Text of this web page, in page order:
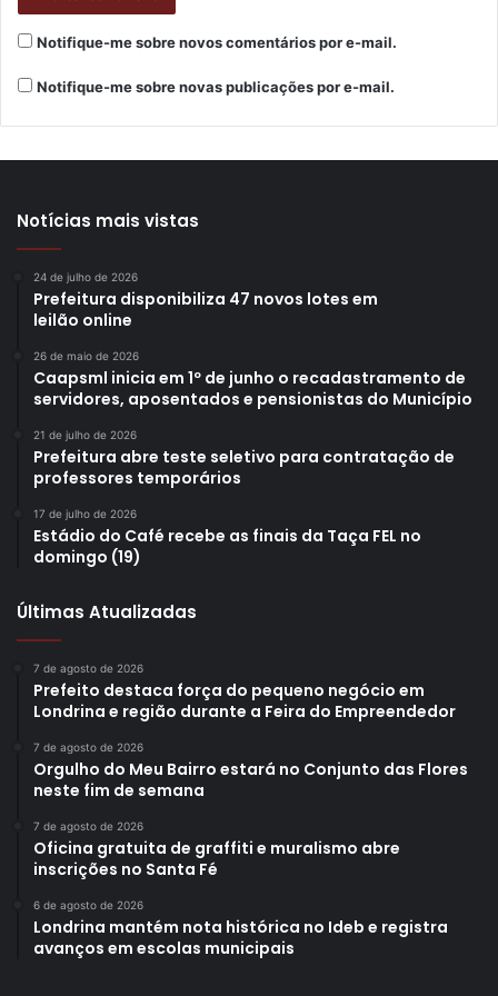
sublinhou.
Ela destacou, ainda, que o segmento que mais emprega as
“Quando fechamos as agendas de capacitação e
entre as mais procuradas pelas mulheres”, realçou.
Dias / NCom
Emprego e Renda, Cesar Makiolke, o aumento da
participação das mulheres no mercado de trabalho tem se
dado de uma forma muito homogênea em todos os
setores da economia. “Vemos mulheres conquistando
seus postos de trabalho dentro da construção civil, por
exemplo, que era um setor dominado pelo público
masculino. Elas também estão em posições de gestão e
tanto financeira quanto pessoal, contribui muito para que
elas ocupem esses espaços. Elas também têm se
Notifique-me sobre novos comentários por e-mail.
Notifique-me sobre novas publicações por e-mail.
Notícias mais vistas
24 de julho de 2026
Prefeitura disponibiliza 47 novos lotes em
leilão online
26 de maio de 2026
Caapsml inicia em 1º de junho o recadastramento de
servidores, aposentados e pensionistas do Município
21 de julho de 2026
Prefeitura abre teste seletivo para contratação de
professores temporários
17 de julho de 2026
Estádio do Café recebe as finais da Taça FEL no
domingo (19)
Últimas Atualizadas
7 de agosto de 2026
Prefeito destaca força do pequeno negócio em
Londrina e região durante a Feira do Empreendedor
7 de agosto de 2026
Orgulho do Meu Bairro estará no Conjunto das Flores
neste fim de semana
7 de agosto de 2026
Oficina gratuita de graffiti e muralismo abre
inscrições no Santa Fé
6 de agosto de 2026
Londrina mantém nota histórica no Ideb e registra
avanços em escolas municipais